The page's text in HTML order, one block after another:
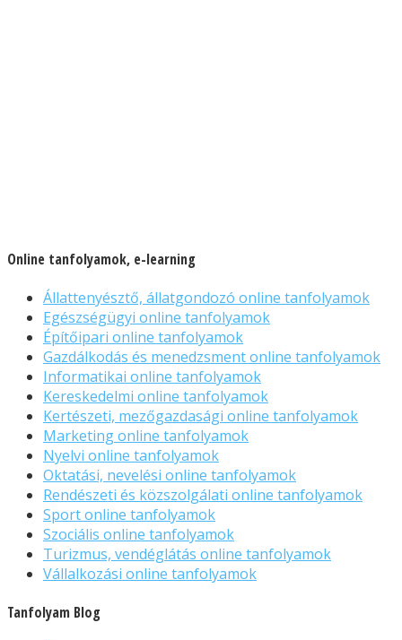
Online tanfolyamok, e-learning
Állattenyésztő, állatgondozó online tanfolyamok
Egészségügyi online tanfolyamok
Építőipari online tanfolyamok
Gazdálkodás és menedzsment online tanfolyamok
Informatikai online tanfolyamok
Kereskedelmi online tanfolyamok
Kertészeti, mezőgazdasági online tanfolyamok
Marketing online tanfolyamok
Nyelvi online tanfolyamok
Oktatási, nevelési online tanfolyamok
Rendészeti és közszolgálati online tanfolyamok
Sport online tanfolyamok
Szociális online tanfolyamok
Turizmus, vendéglátás online tanfolyamok
Vállalkozási online tanfolyamok
Tanfolyam Blog